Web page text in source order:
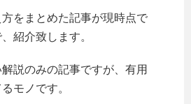
をまとめた記事が現時点で
紹介致します。
説のみの記事ですが、有用
モノです。